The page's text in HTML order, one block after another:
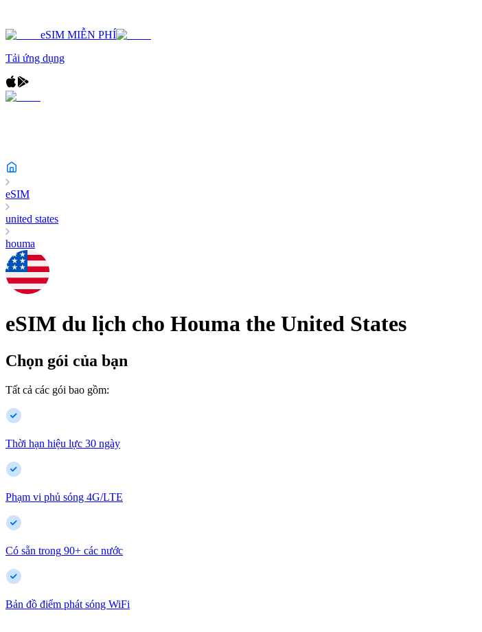
eSIM MIỄN PHÍ
Tải ứng dụng
eSIM
united states
houma
eSIM du lịch cho Houma the United States
Chọn gói của bạn
Tất cả các gói bao gồm:
Thời hạn hiệu lực 30 ngày
Phạm vi phủ sóng 4G/LTE
Có sẵn trong 90+ các nước
Bản đồ điểm phát sóng WiFi